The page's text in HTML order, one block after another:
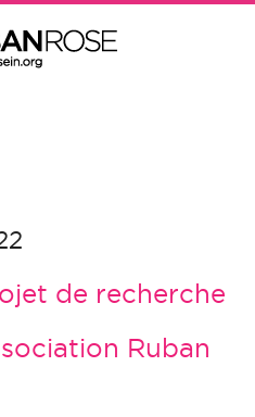
de recherche
Ruban